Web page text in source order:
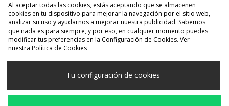
Selecciona País
España
Al aceptar todas las cookies, estás aceptando que se almacenen
cookies en tu dispositivo para mejorar la navegación por el sitio web,
analizar su uso y ayudarnos a mejorar nuestra publicidad. Sabemos
que nada es para siempre, y por eso, en cualquier momento puedes
modificar tus preferencias en la Configuración de Cookies. Ver
nuestra Política de Cookies
Tu configuración de cookies